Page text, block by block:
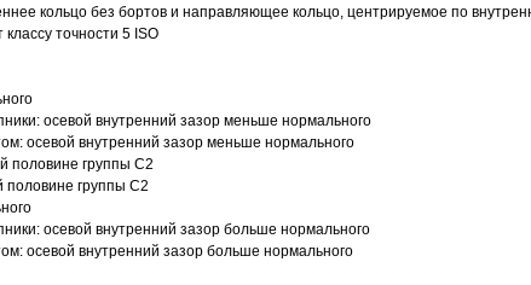
кольцо без бортов и направляющее кольцо, центрируемое по
точности 5 ISO
осевой внутренний зазор меньше нормального
осевой внутренний зазор меньше нормального
половине группы C2
половине группы C2
осевой внутренний зазор больше нормального
осевой внутренний зазор больше нормального